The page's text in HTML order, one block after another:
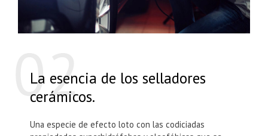
La esencia de los selladores